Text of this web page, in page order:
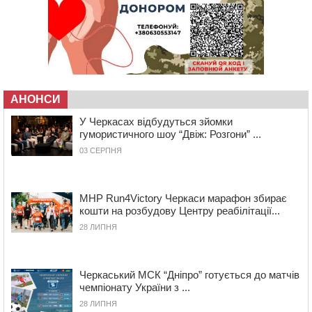
Ветерани МСК “Дніпро” вибороли бронзу чемпіонату
України
На Уманщині підрядника зобов’язали сплатити понад
670 тис грн штрафу за незаконні зміни до договору
Обрано претендента на посаду директора
07:23 Уманські міграційники видворили з країни грузина,
який відсидів термін у колонії
05 СЕРПНЯ 2026, СЕРЕДА
20:28 Наступні два дні на Черкащині прогнозують пік
19:30
Проєкт просторового розвитку Корсунь-
Шевченківської громади рекомендували до
погодження
18:45 У Звенигородці влада заборонила проводити масові
18:07 Боксерка з Черкащини готується до чемпіонату
Європи серед молоді
17:30 На Черкащині державі повернуть понад 2,6 га земель
АНОНСИ
У Черкасах відбудуться зйомки
гумористичного шоу “Двіж: Розгони” ...
03 СЕРПНЯ
MHP Run4Victory Черкаси марафон збирає
кошти на розбудову Центру реабілітації...
28 ЛИПНЯ
Черкаський МСК “Дніпро” готується до матчів
чемпіонату України з ...
28 ЛИПНЯ